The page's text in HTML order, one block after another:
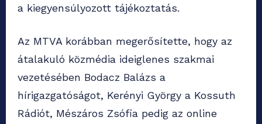
a kiegyensúlyozott tájékoztatás.
Az MTVA korábban megerősítette, hogy az
átalakuló közmédia ideiglenes szakmai
vezetésében Bodacz Balázs a
hírigazgatóságot, Kerényi György a Kossuth
Rádiót, Mészáros Zsófia pedig az online